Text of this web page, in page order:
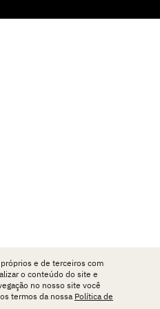
e de terceiros com
o conteúdo do site e
no nosso site você
termos da nossa Política de